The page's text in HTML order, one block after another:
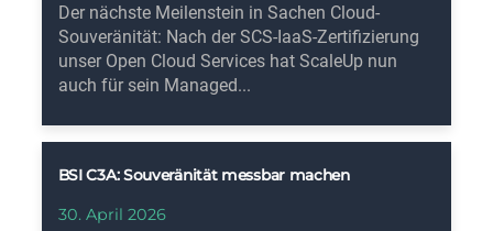
Der nächste Meilenstein in Sachen Cloud-
Souveränität: Nach der SCS-IaaS-Zertifizierung
unser Open Cloud Services hat ScaleUp nun
auch für sein Managed...
BSI C3A: Souveränität messbar machen
30. April 2026